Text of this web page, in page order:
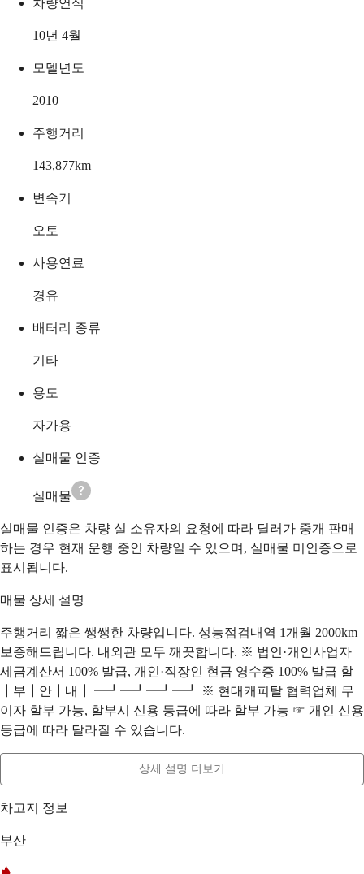
차량연식
10년 4월
모델년도
2010
주행거리
143,877km
변속기
오토
사용연료
경유
배터리 종류
기타
용도
자가용
실매물 인증
실매물
실매물 인증은 차량 실 소유자의 요청에 따라 딜러가 중개 판매
하는 경우 현재 운행 중인 차량일 수 있으며, 실매물 미인증으로
표시됩니다.
매물 상세 설명
주행거리 짧은 쌩쌩한 차량입니다. 성능점검내역 1개월 2000km
보증해드립니다. 내외관 모두 깨끗합니다. ※ 법인·개인사업자
세금계산서 100% 발급, 개인·직장인 현금 영수증 100% 발급 할
┃부┃안┃내┃ ━┛━┛━┛━┛ ※ 현대캐피탈 협력업체 무
이자 할부 가능, 할부시 신용 등급에 따라 할부 가능 ☞ 개인 신용
등급에 따라 달라질 수 있습니다.
상세 설명 더보기
차고지 정보
부산